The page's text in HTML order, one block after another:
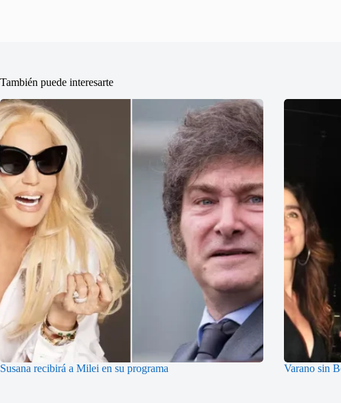
También puede interesarte
Susana recibirá a Milei en su programa Varano sin